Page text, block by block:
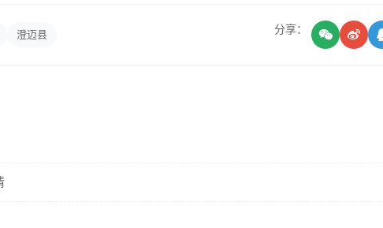
澄迈县 分享：